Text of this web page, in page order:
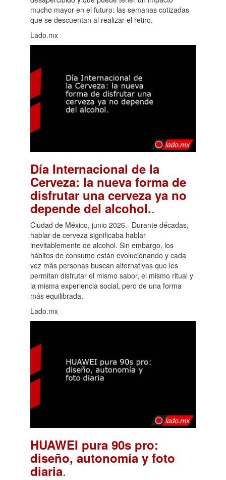
mucho mayor en el futuro: las semanas cotizadas
que se descuentan al realizar el retiro.
Lado.mx
Día Internacional de la
Cerveza: la nueva forma de
disfrutar una cerveza ya no
depende del alcohol..
Ciudad de México, junio 2026.- Durante décadas,
hablar de cerveza significaba hablar
inevitablemente de alcohol. Sin embargo, los
hábitos de consumo están evolucionando y cada
vez más personas buscan alternativas que les
permitan disfrutar el mismo sabor, el mismo ritual y
la misma experiencia social, pero de una forma
más equilibrada.
Lado.mx
HUAWEI pura 90s pro:
diseño, autonomía y foto
diaria.